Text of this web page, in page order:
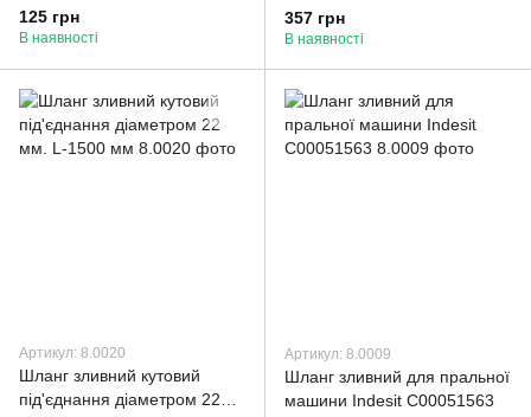
125 грн
В наявності
2060 мм. внутр. = 20 мм.
1469736241
357 грн
В наявності
Артикул: 8.0020
Шланг зливний кутовий
під'єднання діаметром 22
Артикул: 8.0009
Шланг зливний для пральної
машини Indesit C00051563